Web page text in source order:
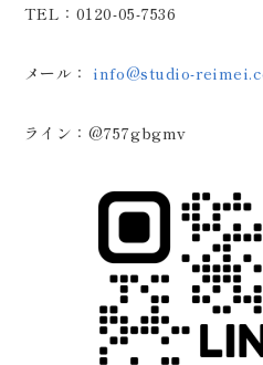
TEL：0120-05-7536
メール： info@studio-
ライン：@757gbgmv